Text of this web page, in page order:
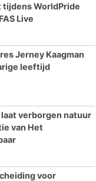
WorldPride
Live
Jerney Kaagman
leeftijd
verborgen natuur
van Het
voor